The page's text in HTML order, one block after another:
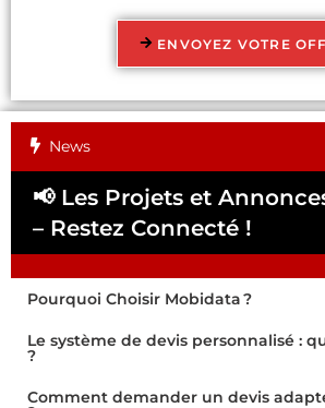
ENVOYEZ VOTRE
News
📢 Les Projets et
– Restez Connecté !
Pourquoi Choisir Mobidata ?
Le système de devis personnalisé :
?
Comment demander un devis